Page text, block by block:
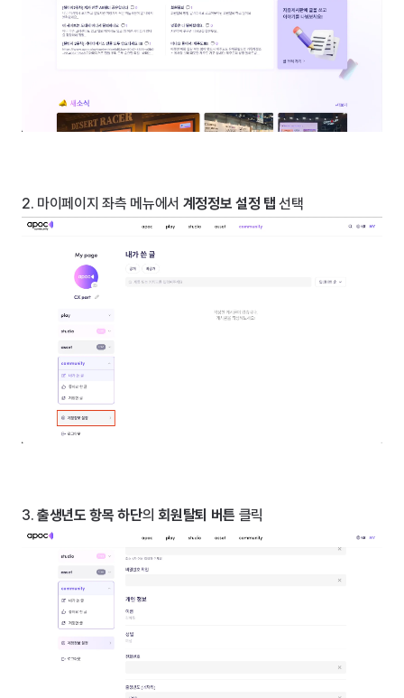
2. 마이페이지 좌측 메뉴에서 계정정보 설정 탭 선택
3. 출생년도 항목 하단의 회원탈퇴 버튼 클릭